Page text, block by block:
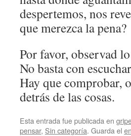
despertemos, nos
que merezca la pena?
Por favor, observad
No basta con
Hay que comprobar,
detrás de las cosas.
Esta entrada fue publicada en
pensar, Sin categoría. Guarda el